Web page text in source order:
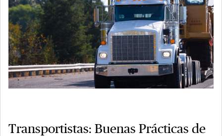
Transportistas: Buenas Prácticas de